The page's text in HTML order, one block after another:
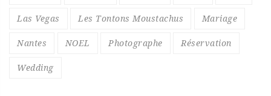
Las Vegas Les Tontons Moustachus Mariage
Nantes NOEL Photographe Réservation
Wedding